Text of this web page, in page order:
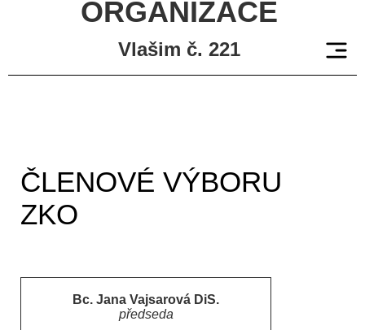
ORGANIZACE
Vlašim č. 221
ČLENOVÉ VÝBORU
ZKO
Bc. Jana Vajsarová DiS.
předseda